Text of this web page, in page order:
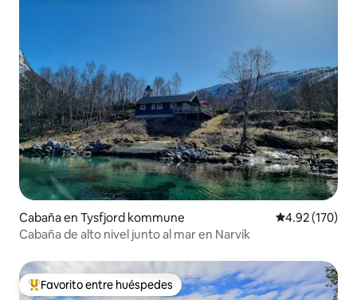
Cabaña en Tysfjord kommune Calificación
4.92 (170)
Cabaña de alto nivel junto al mar en Narvik
De los mejores en Favorito entre huéspedes
Favorito entre huéspedes